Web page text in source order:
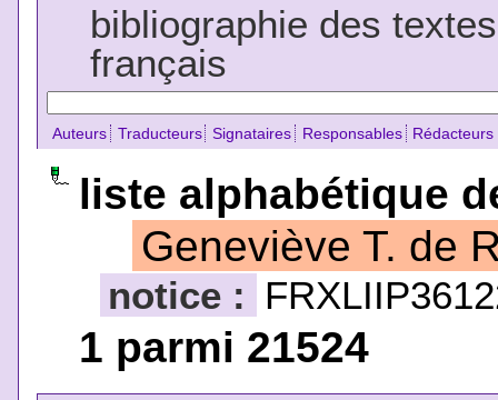
bibliographie des
français
Auteurs Traducteurs Signataires Responsables Rédacteurs
liste alphabétique
Geneviève T. de
notice :
1 parmi 21524